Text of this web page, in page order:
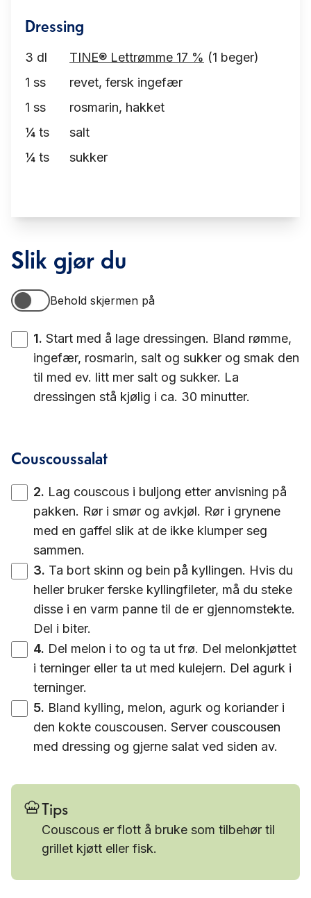
Dressing
3 dl TINE® Lettrømme 17 % (1 beger)
1 ss
revet, fersk ingefær
1 ss
rosmarin, hakket
¼ ts
salt
¼ ts sukker
Slik gjør du
Behold skjermen på
Behold skjermen på
1. Start med å lage dressingen. Bland rømme,
ingefær, rosmarin, salt og sukker og smak den
til med ev. litt mer salt og sukker. La
dressingen stå kjølig i ca. 30 minutter.
Couscoussalat
2. Lag couscous i buljong etter anvisning på
pakken. Rør i smør og avkjøl. Rør i grynene
med en gaffel slik at de ikke klumper seg
sammen.
3. Ta bort skinn og bein på kyllingen. Hvis du
heller bruker ferske kyllingfileter, må du steke
disse i en varm panne til de er gjennomstekte.
Del i biter.
4. Del melon i to og ta ut frø. Del melonkjøttet
i terninger eller ta ut med kulejern. Del agurk i
terninger.
5. Bland kylling, melon, agurk og koriander i
den kokte couscousen. Server couscousen
med dressing og gjerne salat ved siden av.
Tips
Couscous er flott å bruke som tilbehør til
grillet kjøtt eller fisk.